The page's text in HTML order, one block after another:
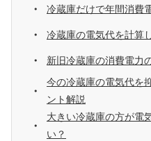
冷蔵庫だけで年間消費
冷蔵庫の電気代を計算
新旧冷蔵庫の消費電力
今の冷蔵庫の電気代を
ント解説
大きい冷蔵庫の方が電
い？